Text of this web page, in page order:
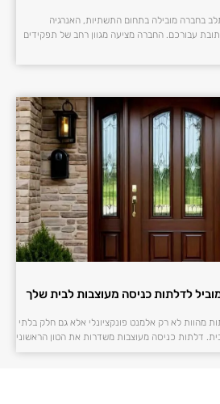
בחברה מובילה בתחום התשתיות, האנרגיה
עבורכם. החברה מציעה מגוון רחב של תפקידים
לדלתות כניסה מעוצבות לבית שלך
מהוות לא רק אלמנט פונקציונלי אלא גם חלק בלתי
דלתות כניסה מעוצבות משדרות את הטון הראשוני